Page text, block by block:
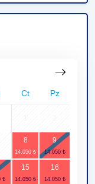
Ct Pz
8 9
15 16